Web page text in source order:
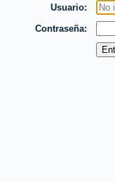
Usuario
Contraseña